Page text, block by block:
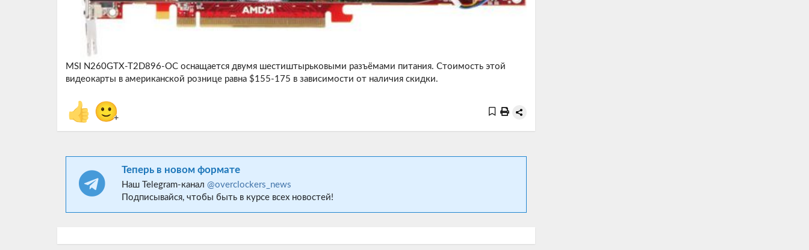
MSI N260GTX-T2D896-OC оснащается двумя шестиштырьковыми разъёмами питания. Стоимость этой
видеокарты в американской рознице равна $155-175 в зависимости от наличия скидки.
👍 🙂
+
Теперь в новом формате
Наш Telegram-канал @overclockers_news
Подписывайся, чтобы быть в курсе всех новостей!